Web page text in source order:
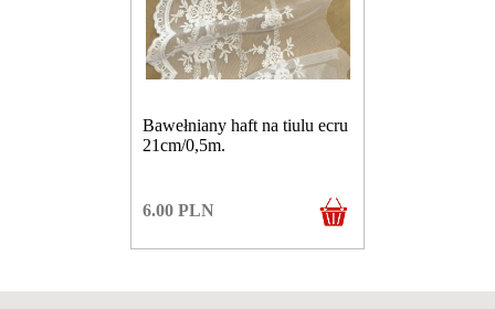
Bawełniany haft na tiulu ecru
21cm/0,5m.
6.00 PLN